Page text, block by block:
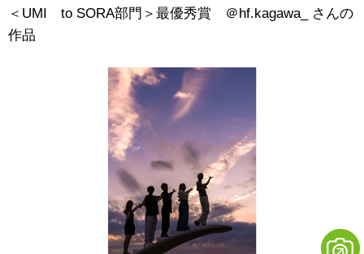
＜UMI to SORA部門＞最優秀賞 ＠hf.kagawa_ さんの
作品